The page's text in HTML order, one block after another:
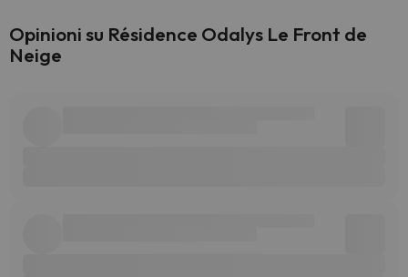
Opinioni su Résidence Odalys Le Front de
Neige